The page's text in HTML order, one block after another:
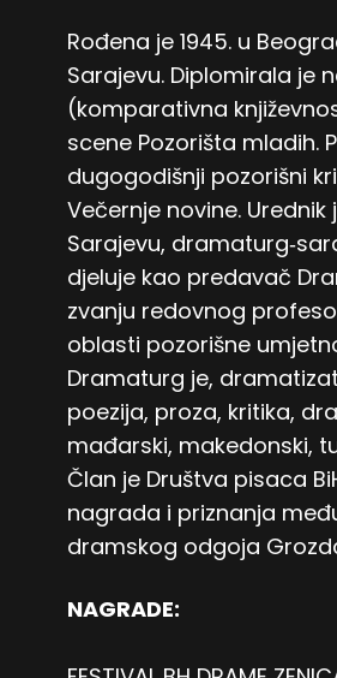
Rođena je 1945. u
Sarajevu. Diplomirala je
(komparativna
scene Pozorišta mladih.
dugogodišnji pozorišni
Večernje novine.
Sarajevu,
djeluje kao predavač
zvanju redovnog
oblasti pozorišne
Dramaturg je,
poezija, proza, kritika,
mađarski, makedonski,
Član je Društva pisaca
nagrada i priznanja
dramskog odgoja
NAGRADE: